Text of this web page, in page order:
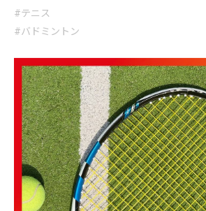
#テニス
#バドミントン
大宮と柏で様々なテニス用品を用意大宮と
トンの用具
テニス バドミントン
< 前のページ 一覧に戻る